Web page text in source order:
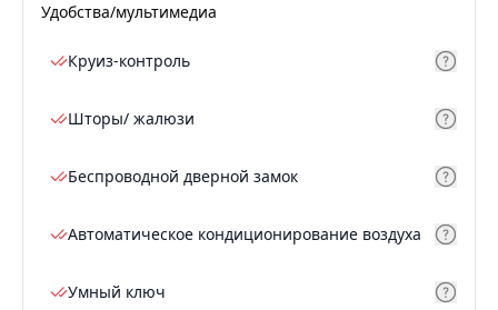
Удобства/мультимедиа
Круиз-контроль
Шторы/ жалюзи
Беспроводной дверной замок
Автоматическое кондиционирование воздуха
Умный ключ